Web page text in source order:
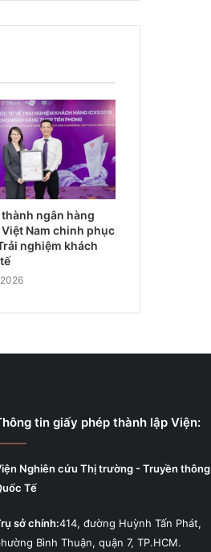
ngân hàng
Nam chinh phục
nghiệm khách
tin giấy phép thành lập Viện:
Nghiên cứu Thị trường - Truyền thông
Tế
sở chính:414, đường Huỳnh Tấn Phát,
Bình Thuận, quận 7, TP.HCM.